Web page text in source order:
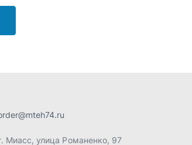
(904) 945-52-55
Челябинск,Свердловский